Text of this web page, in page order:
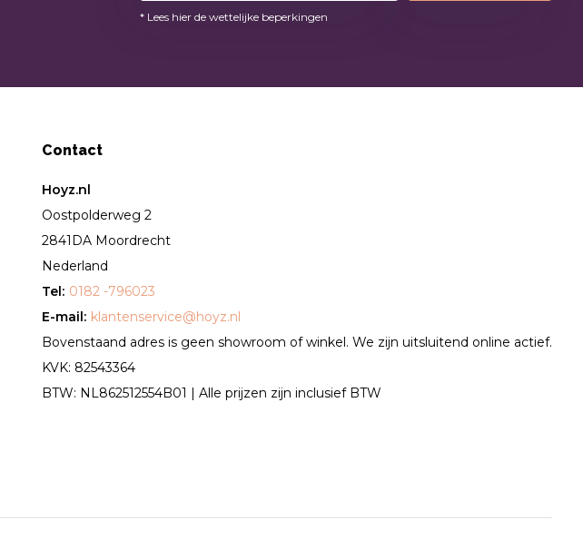
* Lees hier de wettelijke beperkingen
Contact
Hoyz.nl
Oostpolderweg 2
2841DA Moordrecht
Nederland
Tel: 0182 -796023
E-mail: klantenservice@hoyz.nl
Bovenstaand adres is geen showroom of winkel. We zijn uitsluitend online actief.
KVK: 82543364
BTW: NL862512554B01 | Alle prijzen zijn inclusief BTW